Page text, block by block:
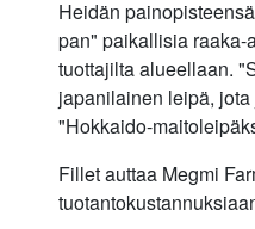
Heidän
pan" paikallisia
tuottajilta alueellaan.
japanilainen leipä,
"Hokkaido-
Fillet auttaa Megmi